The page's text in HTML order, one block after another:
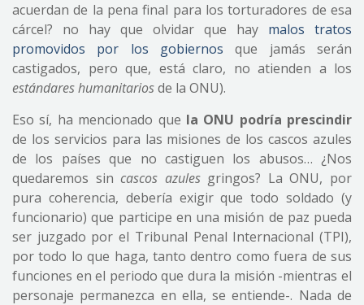
acuerdan de la pena final para los torturadores de esa
cárcel? no hay que olvidar que hay malos tratos
promovidos por los gobiernos que jamás serán
castigados, pero que, está claro, no atienden a los
estándares humanitariosde la ONU).
Eso sí, ha mencionado que la ONU podría prescindir
de los servicios para las misiones de los cascos azules
de los países que no castiguen los abusos… ¿Nos
quedaremos sincascos azulesgringos? La ONU, por
pura coherencia, debería exigir que todo soldado (y
funcionario) que participe en una misión de paz pueda
ser juzgado por el Tribunal Penal Internacional (TPI),
por todo lo que haga, tanto dentro como fuera de sus
funciones en el periodo que dura la misión -mientras el
personaje permanezca en ella, se entiende-. Nada de